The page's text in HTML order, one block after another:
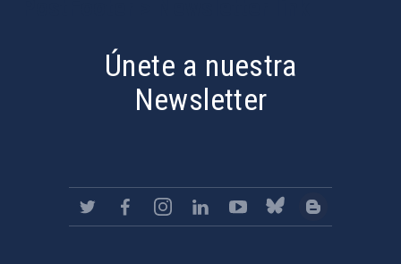
Únete a nuestra
Newsletter